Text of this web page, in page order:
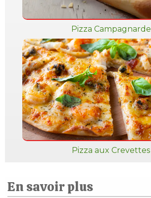
Pizza Campagnarde
Pizza aux Crevettes
En savoir plus